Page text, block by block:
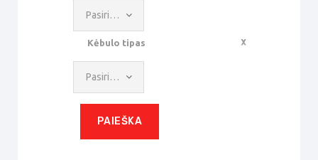
Pasirinkite reikšmę
Kėbulo tipas
Pasirinkite reikšmę
PAIEŠKA